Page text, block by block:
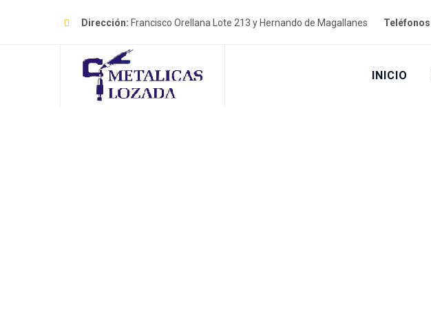
Dirección: Francisco Orellana Lote 213 y Hernando de Magallanes Teléfonos
INICIO